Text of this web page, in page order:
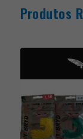
Produtos